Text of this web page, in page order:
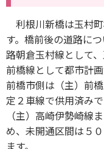
利根川新橋は玉村
す。橋前後の道路に
路朝倉玉村線として
前橋線として都市計
前橋市側は（主）前
定２車線で供用済み
（主）高崎伊勢崎線
め、未開通区間は５